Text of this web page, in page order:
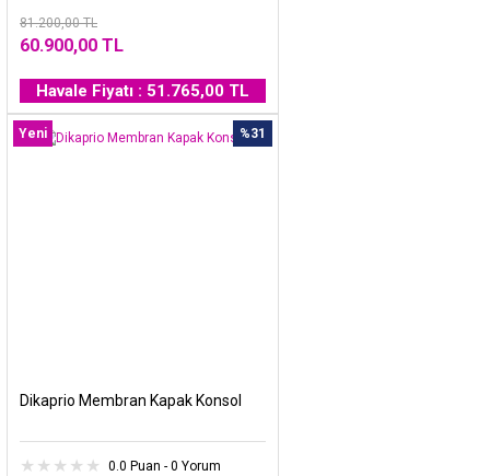
81.200,00 TL
60.900,00 TL
Havale Fiyatı : 51.765,00 TL
%31
Yeni
Dikaprio Membran Kapak Konsol
0.0 Puan - 0 Yorum